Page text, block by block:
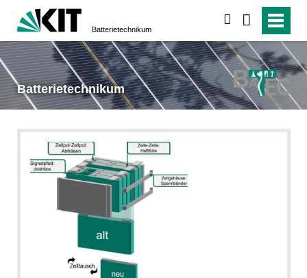
Batterietechnikum
Batterietechnikum